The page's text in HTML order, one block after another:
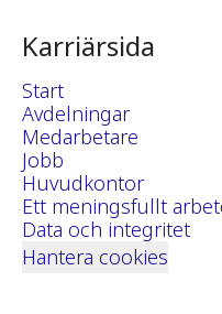
Karriärsida
Start
Avdelningar
Medarbetare
Jobb
Huvudkontor
Ett meningsfullt
Data och integritet
Hantera cookies